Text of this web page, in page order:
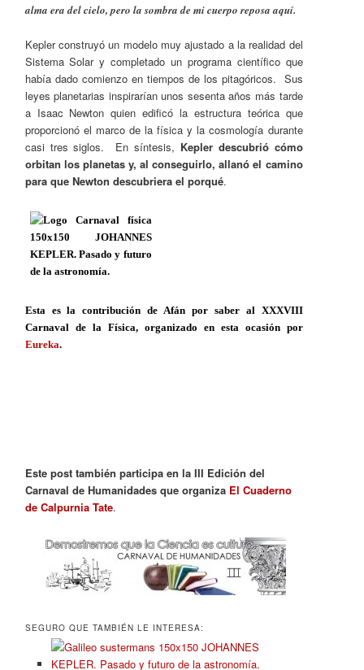
alma era del cielo, pero la sombra de mi cuerpo reposa aquí.
Kepler construyó un modelo muy ajustado a la realidad del
Sistema Solar y completado un programa científico que
había dado comienzo en tiempos de los pitagóricos. Sus
leyes planetarias inspirarían unos sesenta años más tarde
a Isaac Newton quien edificó la estructura teórica que
proporcionó el marco de la física y la cosmología durante
casi tres siglos. En síntesis, Kepler descubrió cómo
orbitan los planetas y, al conseguirlo, allanó el camino
para que Newton descubriera el porqué.
Esta es la contribución de Afán por saber al XXXVIII
Carnaval de la Física, organizado en esta ocasión por
Eureka.
Este post también participa en la III Edición del
Carnaval de Humanidades que organiza El Cuaderno
de Calpurnia Tate.
SEGURO QUE TAMBIÉN LE INTERESA: